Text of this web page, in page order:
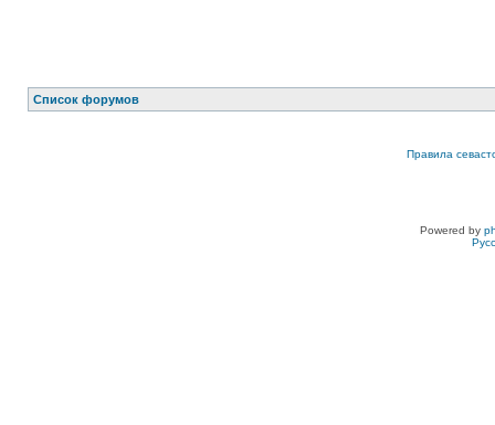
Список форумов
Правила
Powered by